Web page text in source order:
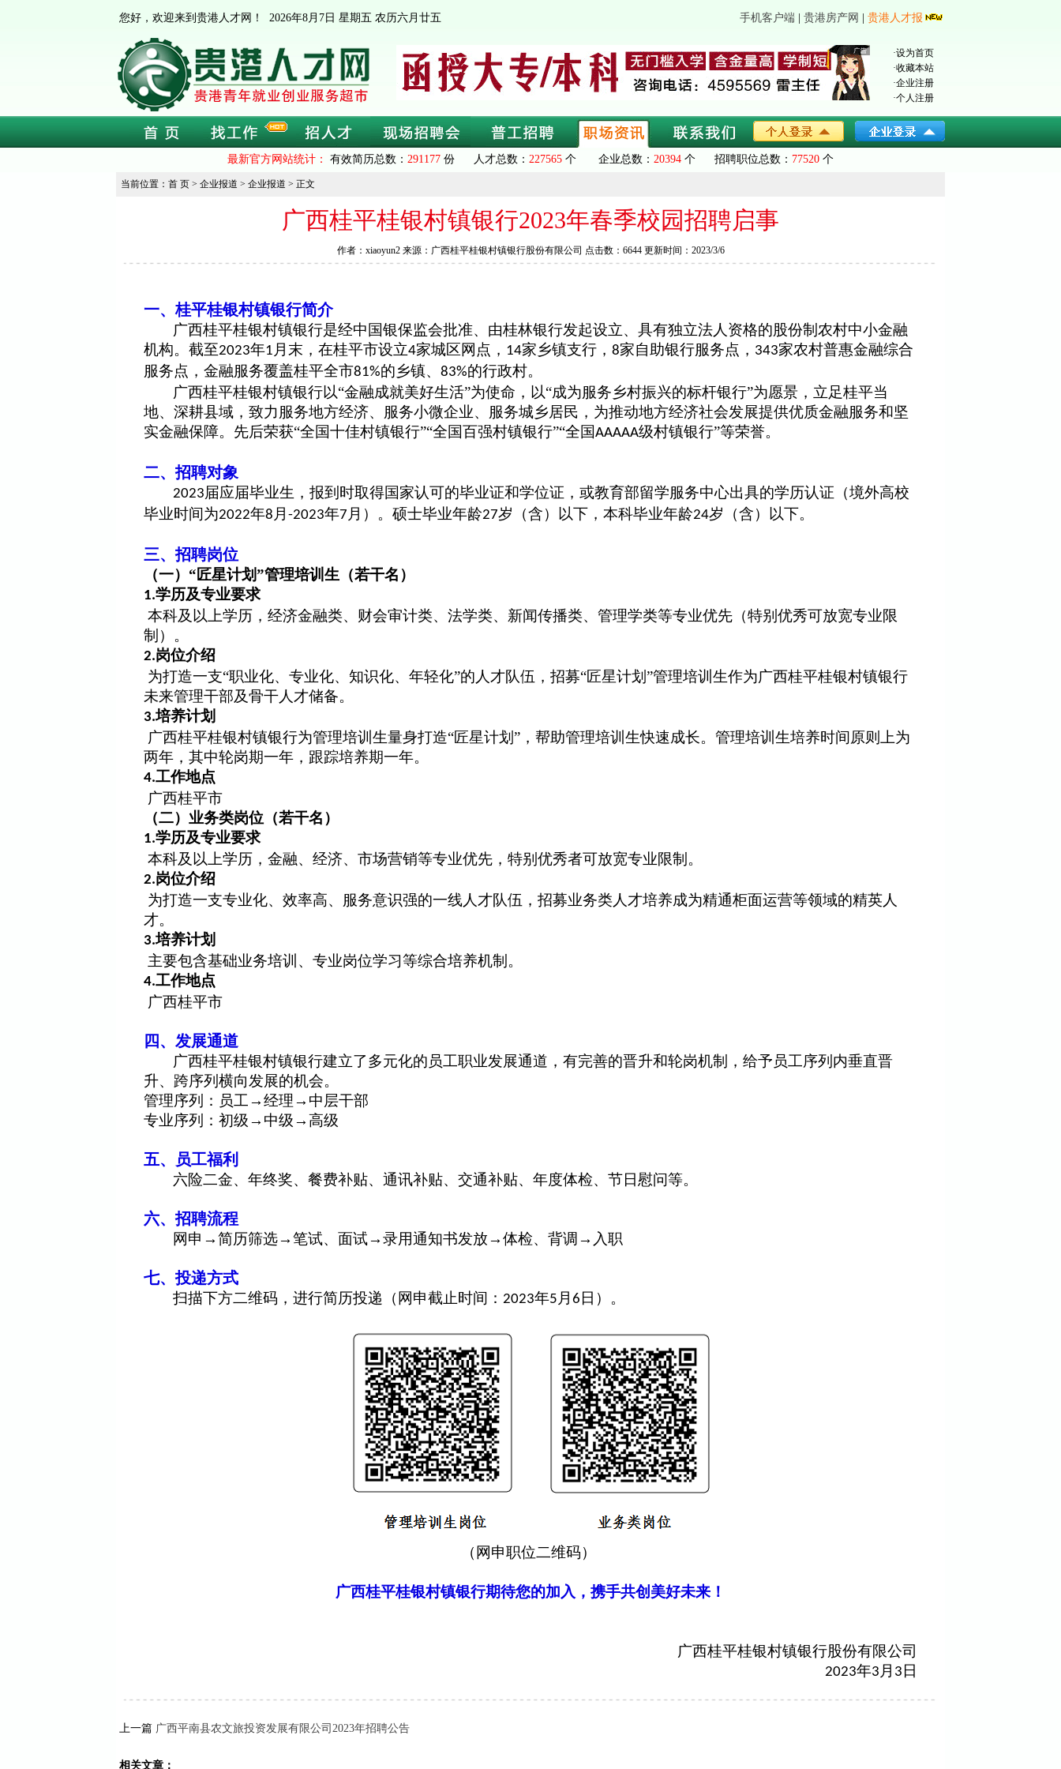
您好，欢迎来到贵港人才网！ 2026年8月7日 星期五 农历六月廿五 手机客户端 贵港房产网 贵港人才报
·设为首页
·收藏本站
·企业注册
·个人注册
最新官方网站统计： 有效简历总数： 291177 份 人才总数： 227565 个 企业总数： 20394 个 招聘职位总数： 77520 个
当前位置：首 页 > 企业报道 > 企业报道 > 正文
广西桂平桂银村镇银行2023年春季校园招聘启事
作者：xiaoyun2 来源：广西桂平桂银村镇银行股份有限公司 点击数：6644 更新时间：2023/3/6
一、桂平桂银村镇银行简介
广西桂平桂银村镇银行是经中国银保监会批准、由桂林银行发起设立、具有独立法人资格的股份制农村中小金融
机构。截至2023年1 月末，在桂平市设立4家城区网点， 14家乡镇支行， 8家自助银行服务点， 343家农村普惠金融综合
服务点，金融服务覆盖桂平全市81%的乡镇、 83%的行政村。
广西桂平桂银村镇银行以“金融成就美好生活”为使命，以“成为服务乡村振兴的标杆银行”为愿景，立足桂平当
地、深耕县域，致力服务地方经济、服务小微企业、服务城乡居民，为推动地方经济社会发展提供优质金融服务和坚
实金融保障。先后荣获“全国十佳村镇银行”“全国百强村镇银行”“全国AAAAA级村镇银行”等荣誉。
二、招聘对象
2023届应届毕业生，报到时取得国家认可的毕业证和学位证，或教育部留学服务中心出具的学历认证（境外高校
毕业时间为2022年8 月 -2023年7 月）。硕士毕业年龄27岁（含）以下，本科毕业年龄24岁（含）以下。
三、招聘岗位
（一） “匠星计划”管理培训生（若干名）
1.学历及专业要求
本科及以上学历，经济金融类、财会审计类、法学类、新闻传播类、管理学类等专业优先（特别优秀可放宽专业限
制）。
2.岗位介绍
为打造一支“职业化、专业化、知识化、年轻化”的人才队伍，招募“匠星计划”管理培训生作为广西桂平桂银村镇银行
未来管理干部及骨干人才储备。
3.培养计划
广西桂平桂银村镇银行为管理培训生量身打造“匠星计划”，帮助管理培训生快速成长。管理培训生培养时间原则上为
两年，其中轮岗期一年，跟踪培养期一年。
4.工作地点
广西桂平市
（二）业务类岗位（若干名）
1.学历及专业要求
本科及以上学历，金融、经济、市场营销等专业优先，特别优秀者可放宽专业限制。
2.岗位介绍
为打造一支专业化、效率高、服务意识强的一线人才队伍，招募业务类人才培养成为精通柜面运营等领域的精英人
才。
3.培养计划
主要包含基础业务培训、专业岗位学习等综合培养机制。
4.工作地点
广西桂平市
四、发展通道
广西桂平桂银村镇银行建立了多元化的员工职业发展通道，有完善的晋升和轮岗机制，给予员工序列内垂直晋
升、跨序列横向发展的机会。
管理序列：员工 →经理→中层干部
专业序列：初级→中级→高级
五、员工福利
六险二金、年终奖、餐费补贴、通讯补贴、交通补贴、年度体检、节日慰问等。
六、招聘流程
网申 →简历筛选→笔试、面试→录用通知书发放→体检、背调→入职
七、投递方式
扫描下方二维码，进行简历投递（网申截止时间： 2023年5 月 6 日）。
（网申职位二维码）
广西桂平桂银村镇银行期待您的加入，携手共创美好未来！
广西桂平桂银村镇银行股份有限公司
2023年3 月 3 日
上一篇 广西平南县农文旅投资发展有限公司2023年招聘公告
相关文章：